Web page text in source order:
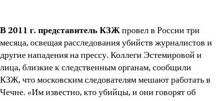
В 2011 г. представитель КЗЖпровел в России три
месяца, освещая расследования убийств журналистов и
другие нападения на прессу. Коллеги Эстемировой и
лица, близкие к следственным органам, сообщили
КЗЖ, что московским следователям мешают работать в
Чечне. «Им известно, кто убийцы, и они говорят об